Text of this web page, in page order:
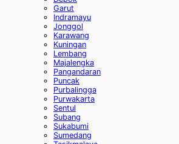
Garut
Indramayu
Jonggol
Karawang
Kuningan
Lembang
Majalengka
Pangandaran
Puncak
Purbalingga
Purwakarta
Sentul
Subang
Sukabumi
Sumedang